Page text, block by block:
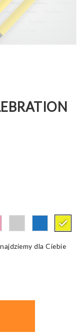
dla Ciebie